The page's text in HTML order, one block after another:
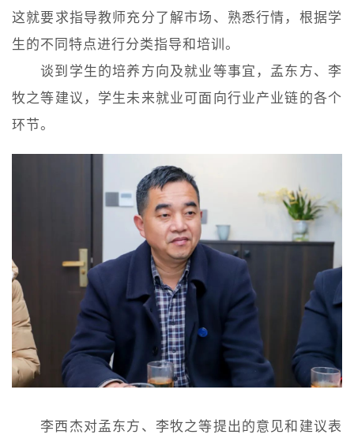
这就要求指导教师充分了解市场、熟悉行情，根据学
生的不同特点进行分类指导和培训。
谈到学生的培养方向及就业等事宜，孟东方、李
牧之等建议，学生未来就业可面向行业产业链的各个
环节。
李西杰对孟东方、李牧之等提出的意见和建议表